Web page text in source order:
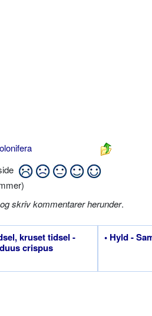
skriv kommentarer herunder.
kruset tidsel -
crispus
• Hyld -